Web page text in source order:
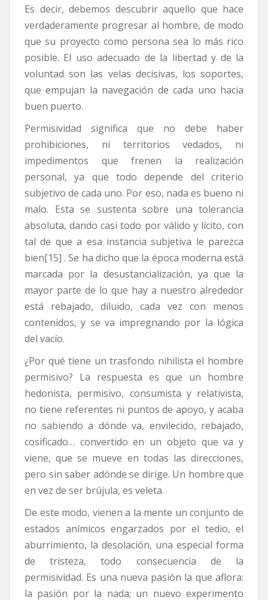
Es decir, debemos descubrir aquello que hace
verdaderamente progresar al hombre, de modo
que su proyecto como persona sea lo más rico
posible. El uso adecuado de la libertad y de la
voluntad son las velas decisivas, los soportes,
que empujan la navegación de cada uno hacia
buen puerto.
Permisividad significa que no debe haber
prohibiciones, ni territorios vedados, ni
impedimentos que frenen la realización
personal, ya que todo depende del criterio
subjetivo de cada uno. Por eso, nada es bueno ni
malo. Esta se sustenta sobre una tolerancia
absoluta, dando casi todo por válido y lícito, con
tal de que a esa instancia subjetiva le parezca
bien[15] . Se ha dicho que la época moderna está
marcada por la desustancialización, ya que la
mayor parte de lo que hay a nuestro alrededor
está rebajado, diluido, cada vez con menos
contenidos, y se va impregnando por la lógica
del vacío.
¿Por qué tiene un trasfondo nihilista el hombre
permisivo? La respuesta es que un hombre
hedonista, permisivo, consumista y relativista,
no tiene referentes ni puntos de apoyo, y acaba
no sabiendo a dónde va, envilecido, rebajado,
cosificado… convertido en un objeto que va y
viene, que se mueve en todas las direcciones,
pero sin saber adónde se dirige. Un hombre que
en vez de ser brújula, es veleta.
De este modo, vienen a la mente un conjunto de
estados anímicos engarzados por el tedio, el
aburrimiento, la desolación, una especial forma
de tristeza, todo consecuencia de la
permisividad. Es una nueva pasión la que aflora:
la pasión por la nada; un nuevo experimento